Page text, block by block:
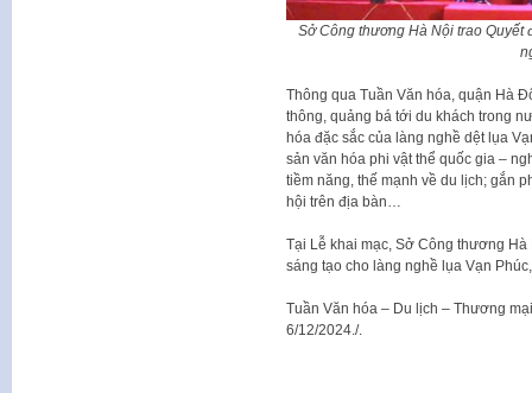
Sở Công thương Hà Nội trao Quyết
Thông qua Tuần Văn hóa, quận Hà
thông, quảng bá tới du khách trong
hóa đặc sắc của làng nghề dệt lụa
sản văn hóa phi vật thể quốc gia –
tiềm năng, thế mạnh về du lịch; gắn
hội trên địa bàn…
Tại Lễ khai mạc, Sở Công thương
sáng tạo cho làng nghề lụa Vạn
Tuần Văn hóa – Du lịch – Thương
6/12/2024./.